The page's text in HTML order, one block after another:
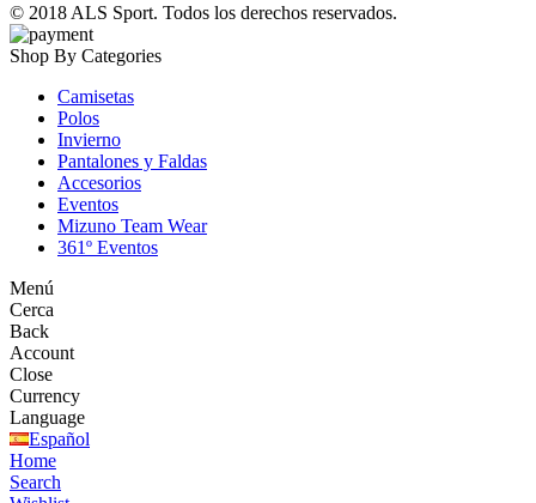
© 2018 ALS Sport. Todos los derechos reservados.
Shop By Categories
Camisetas
Polos
Invierno
Pantalones y Faldas
Accesorios
Eventos
Mizuno Team Wear
361º Eventos
Menú
Cerca
Back
Account
Close
Currency
Language
Español
Home
Search